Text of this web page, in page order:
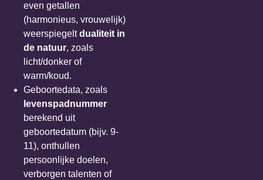
even getallen
(harmonieus, vrouwelijk)
weerspiegeltdualiteit in
de natuur, zoals
licht/donker of
warm/koud.
Geboortedata, zoals
levenspadnummer
berekend uit
geboortedatum (bijv. 9-
11), onthullen
persoonlijke doelen,
verborgen talenten of